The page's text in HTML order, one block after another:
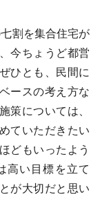
割を集合住宅が
今ちょうど都営
ひとも、民間に
ースの考え方な
策については、
ていただきたい
どもいったよう
高い目標を立て
が大切だと思い